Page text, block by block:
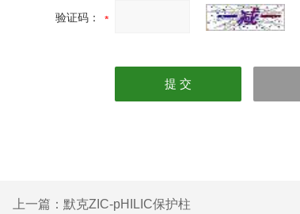
验证码：
上一篇： 默克ZIC-pHILIC保护柱